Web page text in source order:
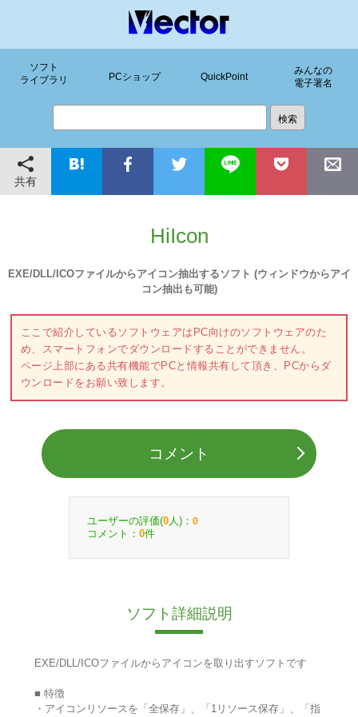
ソフト
ライブラリ
PCショップ QuickPoint
みんなの
電子署名
共有
HiIcon
EXE/DLL/ICOファイルからアイコン抽出するソフト (ウィンドウからアイ
コン抽出も可能)
ここで紹介しているソフトウェアはPC向けのソフトウェアのた
め、スマートフォンでダウンロードすることができません。
ページ上部にある共有機能でPCと情報共有して頂き、PCからダ
ウンロードをお願い致します。
コメント
ユーザーの評価(0 人)： 0
コメント： 0件
ソフト詳細説明
EXE/DLL/ICOファイルからアイコンを取り出すソフトです
■ 特徴
・アイコンリソースを「全保存」、「1リソース保存」、「指